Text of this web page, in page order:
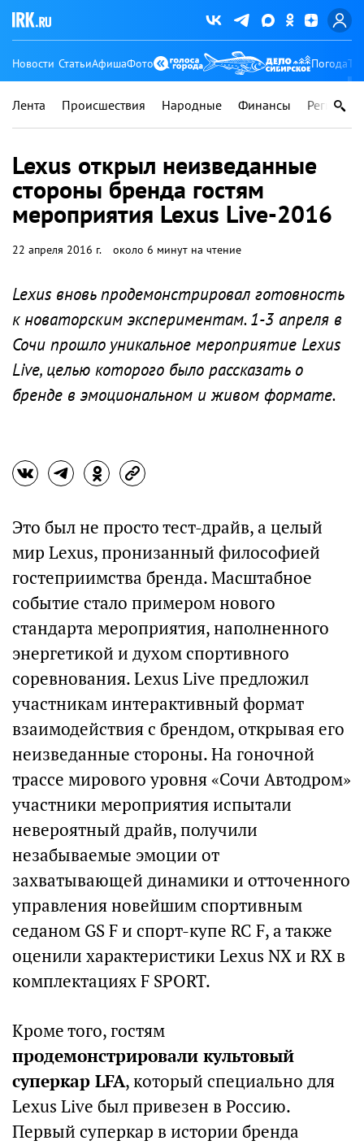
Новости СтатьиАфишаФото Погода
Лента Происшествия Народные Финансы Регионы
Lexus открыл неизведанные
стороны бренда гостям
мероприятия Lexus Live-2016
22 апреля 2016 г. около 6 минут на чтение
Lexus вновь продемонстрировал готовность
к новаторским экспериментам. 1-3 апреля в
Сочи прошло уникальное мероприятие Lexus
Live, целью которого было рассказать о
бренде в эмоциональном и живом формате.
Это был не просто тест-драйв, а целый
мир Lexus, пронизанный философией
гостеприимства бренда. Масштабное
событие стало примером нового
стандарта мероприятия, наполненного
энергетикой и духом спортивного
соревнования. Lexus Live предложил
участникам интерактивный формат
взаимодействия с брендом, открывая его
неизведанные стороны. На гоночной
трассе мирового уровня «Сочи Автодром»
участники мероприятия испытали
невероятный драйв, получили
незабываемые эмоции от
захватывающей динамики и отточенного
управления новейшим спортивным
седаном GS F и спорт-купе RC F, а также
оценили характеристики Lexus NX и RX в
комплектациях F SPORT.
Кроме того, гостям
продемонстрировали культовый
суперкар LFA, который специально для
Lexus Live был привезен в Россию.
Первый суперкар в истории бренда